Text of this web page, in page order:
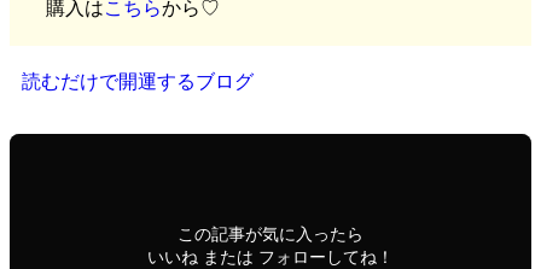
購入はこちらから♡
読むだけで開運するブログ
この記事が気に入ったら
いいね または フォローしてね！